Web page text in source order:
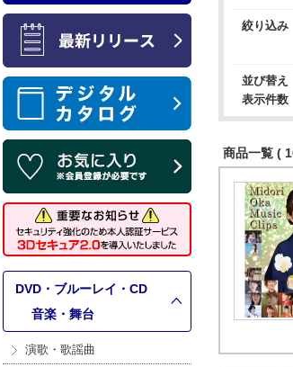
DVD・ブルーレイ・CD
音楽・舞台
演歌・歌謡曲
絞り込み
並び替え
表示件数
商品一覧 (